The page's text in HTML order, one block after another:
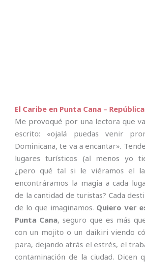
El Caribe en Punta Cana –
Me provoqué por una lectora que
escrito: «ojalá puedas venir
Dominicana, te va a encantar».
lugares turísticos (al menos yo
¿pero qué tal si le viéramos el
encontráramos la magia a cada
de la cantidad de turistas? Cada
de lo que imaginamos. Quiero ver
Punta Cana, seguro que es más
con un mojito o un daikiri viendo
para, dejando atrás el estrés, el
contaminación de la ciudad. Dicen